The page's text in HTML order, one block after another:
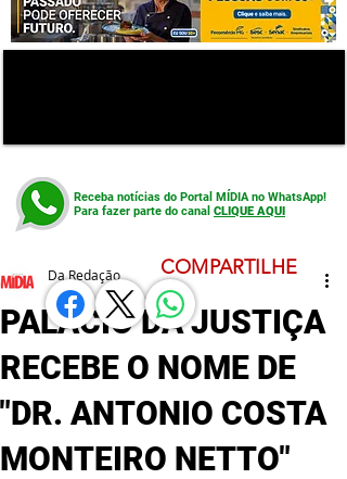
Receba notícias do Portal MÍDIA no WhatsApp!
Para fazer parte do canal CLIQUE AQUI
PALÁCIO DA JUSTIÇA
RECEBE O NOME DE
"DR. ANTONIO COSTA
MONTEIRO NETTO"
Da Redação COMPARTILHE